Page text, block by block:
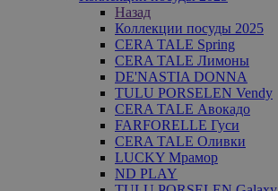
Назад
Коллекции посуды 2025
CERA TALE Spring
CERA TALE Лимоны
DE'NASTIA DONNA
TULU PORSELEN Vendy
CERA TALE Авокадо
FARFORELLE Гуси
CERA TALE Оливки
LUCKY Мрамор
ND PLAY